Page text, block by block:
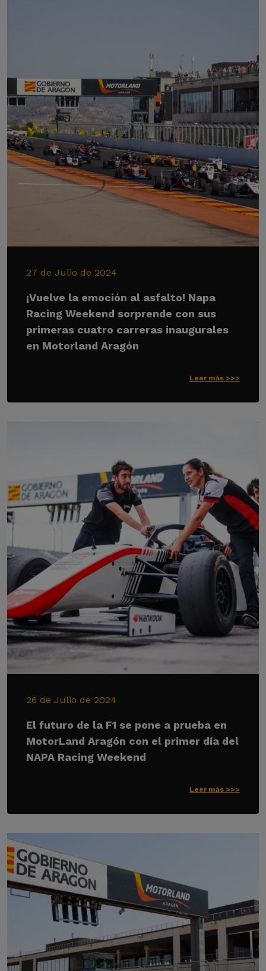
27 de Julio de 2024
¡Vuelve la emoción al asfalto! Napa
Racing Weekend sorprende con sus
primeras cuatro carreras inaugurales
en Motorland Aragón
Leer más >>>
26 de Julio de 2024
El futuro de la F1 se pone a prueba en
MotorLand Aragón con el primer día del
NAPA Racing Weekend
Leer más >>>